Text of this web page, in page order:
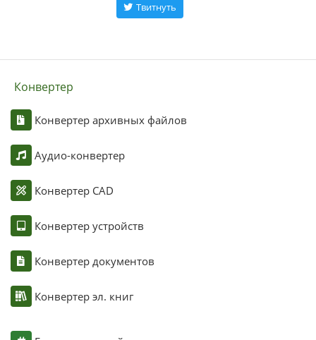
Твитнуть
Конвертер
Конвертер архивных файлов
Аудио-конвертер
Конвертер CAD
Конвертер устройств
Конвертер документов
Конвертер эл. книг